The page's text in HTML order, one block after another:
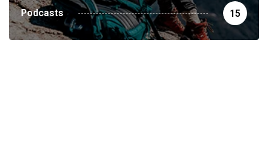
Podcasts 15